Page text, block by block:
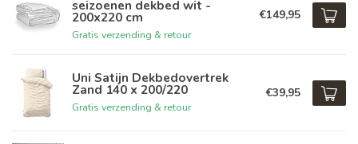
seizoenen dekbed wit -
200x220 cm
Gratis verzending & retour
€149,95
Uni Satijn Dekbedovertrek
Zand 140 x 200/220
Gratis verzending & retour
€39,95